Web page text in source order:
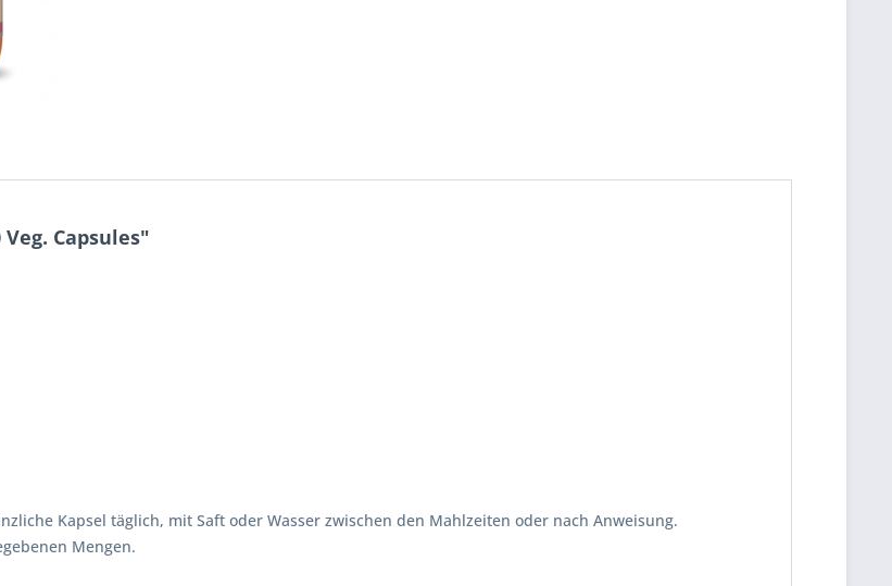
Capsules"
Kapsel täglich, mit Saft oder Wasser zwischen den Mahlzeiten oder nach Anweisung.
Mengen.